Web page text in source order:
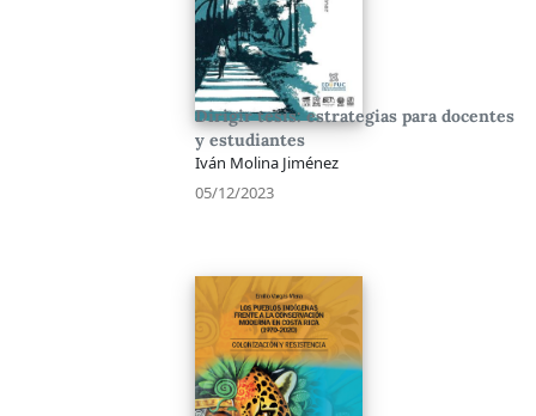
Dirigir tesis: estrategias para docentes
y estudiantes
Iván Molina Jiménez
05/12/2023